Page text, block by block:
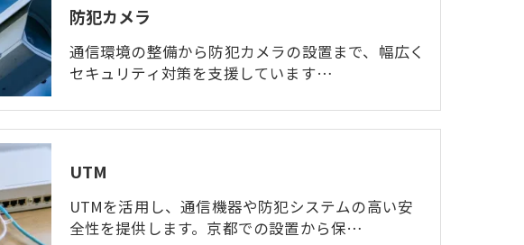
防犯カメラ
通信環境の整備から防犯カメラの設置まで、幅広く
セキュリティ対策を支援しています…
UTM
UTMを活用し、通信機器や防犯システムの高い安
全性を提供します。京都での設置から保…